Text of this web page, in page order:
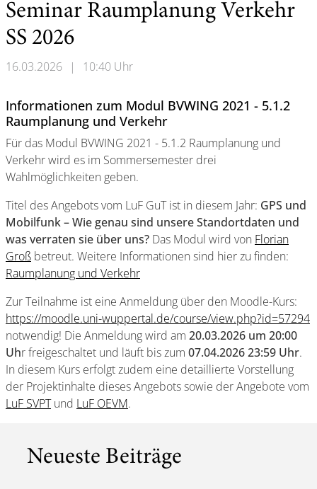
Seminar Raumplanung Verkehr
SS 2026
16.03.2026 | 10:40 Uhr
Informationen zum Modul BVWING 2021 - 5.1.2
Raumplanung und Verkehr
Für das Modul BVWING 2021 - 5.1.2 Raumplanung und
Verkehr wird es im Sommersemester drei
Wahlmöglichkeiten geben.
Titel des Angebots vom LuF GuT ist in diesem Jahr: GPS und
Mobilfunk – Wie genau sind unsere Standortdaten und
was verraten sie über uns? Das Modul wird von Florian
Groß betreut. Weitere Informationen sind hier zu finden:
Raumplanung und Verkehr
Zur Teilnahme ist eine Anmeldung über den Moodle-Kurs:
https://moodle.uni-wuppertal.de/course/view.php?id=57294
notwendig! Die Anmeldung wird am 20.03.2026 um 20:00
Uhr freigeschaltet und läuft bis zum 07.04.2026 23:59 Uhr.
In diesem Kurs erfolgt zudem eine detaillierte Vorstellung
der Projektinhalte dieses Angebots sowie der Angebote vom
LuF SVPTund LuF OEVM.
Neueste Beiträge